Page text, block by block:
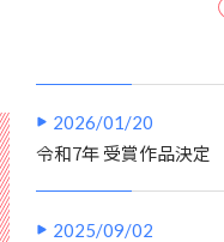
2026/01/20
令和7年 受賞作品決定
2025/09/02